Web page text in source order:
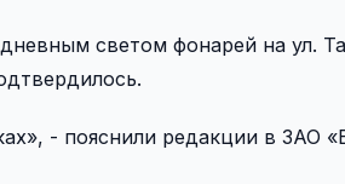
светом фонарей на ул.
- пояснили редакции в ЗАО